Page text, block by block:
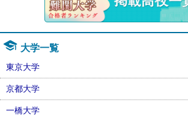
大学一覧
東京大学
京都大学
一橋大学